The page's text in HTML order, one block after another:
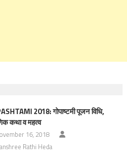
2018: गोपाष्‍टमी पूजन विधि,
कथा व महत्‍व
16, 2018
Rathi Heda